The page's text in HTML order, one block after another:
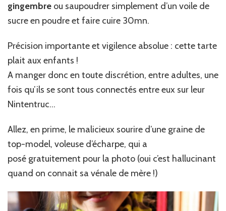
gingembre ou saupoudrer simplement d’un voile de
sucre en poudre et faire cuire 30mn.
Précision importante et vigilence absolue : cette tarte
plait aux enfants !
A manger donc en toute discrétion, entre adultes, une
fois qu’ils se sont tous connectés entre eux sur leur
Nintentruc…
Allez, en prime, le malicieux sourire d’une graine de
top-model, voleuse d’écharpe, qui a
posé gratuitement pour la photo (oui c’est hallucinant
quand on connait sa vénale de mère !)